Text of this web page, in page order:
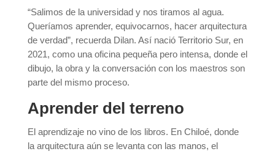
“Salimos de la universidad y nos tiramos al agua.
Queríamos aprender, equivocarnos, hacer arquitectura
de verdad”, recuerda Dilan. Así nació Territorio Sur, en
2021, como una oficina pequeña pero intensa, donde el
dibujo, la obra y la conversación con los maestros son
parte del mismo proceso.
Aprender del terreno
El aprendizaje no vino de los libros. En Chiloé, donde
la arquitectura aún se levanta con las manos, el